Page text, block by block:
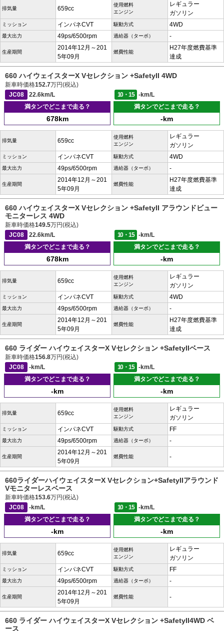
排気量 659cc
使用燃料
エンジン
レギュラー
ガソリン
ミッション インパネCVT 駆動方式 4WD
最大出力 49ps/6500rpm 過給器（ターボ） -
生産期間
2014年12月～201
5年09月
燃費性能
H27年度燃費基準
達成
660 ハイウェイスターX Vセレクション +SafetyII 4WD
新車時価格152.7万円(税込)
JC08
22.6km/L 10・15
-km/L
満タンでどこまで走る？
678km
満タンでどこまで走る？
-km
排気量 659cc
使用燃料
エンジン
レギュラー
ガソリン
ミッション インパネCVT 駆動方式 4WD
最大出力 49ps/6500rpm 過給器（ターボ） -
生産期間
2014年12月～201
5年09月
燃費性能
H27年度燃費基準
達成
660 ハイウェイスターX Vセレクション +SafetyII アラウンドビュー
モニターレス 4WD
新車時価格149.5万円(税込)
JC08
22.6km/L 10・15
-km/L
満タンでどこまで走る？
678km
満タンでどこまで走る？
-km
排気量 659cc
使用燃料
エンジン
レギュラー
ガソリン
ミッション インパネCVT 駆動方式 4WD
最大出力 49ps/6500rpm 過給器（ターボ） -
生産期間
2014年12月～201
5年09月
燃費性能
H27年度燃費基準
達成
660 ライダー ハイウェイスターX Vセレクション +SafetyIIベース
新車時価格156.8万円(税込)
JC08
-km/L 10・15
-km/L
満タンでどこまで走る？
-km
満タンでどこまで走る？
-km
排気量 659cc
使用燃料
エンジン
レギュラー
ガソリン
ミッション インパネCVT 駆動方式 FF
最大出力 49ps/6500rpm 過給器（ターボ） -
生産期間
2014年12月～201
5年09月
燃費性能 -
660ライダーハイウェイスターX Vセレクション+SafetyIIアラウンド
Vモニターレスベース
新車時価格153.6万円(税込)
JC08
-km/L 10・15
-km/L
満タンでどこまで走る？
-km
満タンでどこまで走る？
-km
排気量 659cc
使用燃料
エンジン
レギュラー
ガソリン
ミッション インパネCVT 駆動方式 FF
最大出力 49ps/6500rpm 過給器（ターボ） -
生産期間
2014年12月～201
5年09月
燃費性能 -
660 ライダー ハイウェイスターX Vセレクション +SafetyII4WD ベ
ース